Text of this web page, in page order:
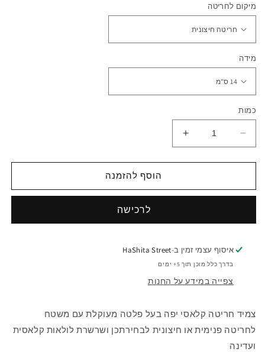
מיקום לחריטה
מידה
כמות
הפחתת
כמות
לצמיד
לולאות
הגדלת
כמות
לצמיד
חריטה
לולאות
הוסף להזמנה
איסוף עצמי זמין ב-HaShita Street
בדרך כלל מוכן תוך 5+ ימים
צפייה במידע על החנות
צמיד חריטה קלאסי יפה בעל פלטה מעוקלת עם משטח
לחריטה פנימית או חיצונית לבחירתכן ושרשרת לולאות קלאסית
ועדינה